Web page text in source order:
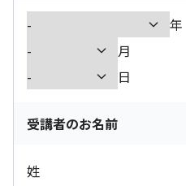
年
月
日
受講者のお名前
姓